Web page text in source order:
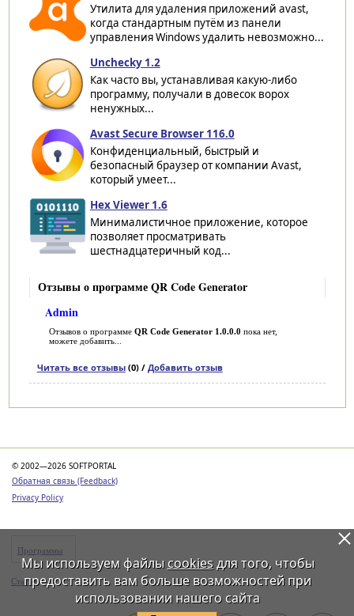
Утилита для удаления приложений avast,
когда стандартным путём из панели
управления Windows удалить невозможно...
Unchecky 1.2
Как часто вы, устанавливая какую-либо
программу, получали в довесок ворох
ненужных...
Avast Secure Browser 116.0
Конфиденциальный, быстрый и
безопасный браузер от компании Avast,
который умеет...
Hex Viewer 1.6
Минималистичное приложение, которое
позволяет просматривать
шестнадцатеричный код...
Отзывы о программе QR Code Generator
Admin
Отзывов о программе QR Code Generator 1.0.0.0 пока нет,
можете добавить...
Читать все отзывы(0) / Добавить отзыв
© 2002—2026 SOFTPORTAL
Обратная связь (Feedback)
Privacy Policy
Программы
Статьи
Мы используем файлы cookiesдля того, чтобы
предоставить вам больше возможностей при
использовании нашего сайта